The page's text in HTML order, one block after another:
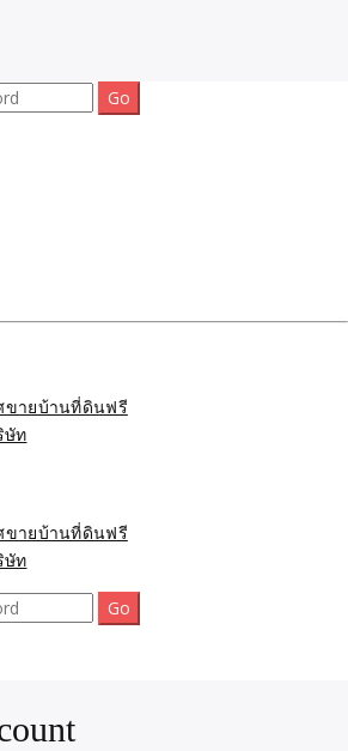
ขายบ้าน ติดAI
ำSEOรายเดือน
ราคาถูก
ายของ บ้าน
กาศ ที่เดียวใน
ทำSEOรายเดือนราคาถูก เน้นติดAI โพสต์
ยบ้าน รับจ้างโพสต์บ้านที่ดินติดหน้า1goolge
สังหา รับทำSEOขายสินค้า
ขายบ้านที่ดินฟรี
ษัท
ขายบ้านที่ดินฟรี
ษัท